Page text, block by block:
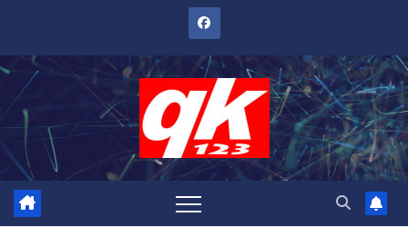
內